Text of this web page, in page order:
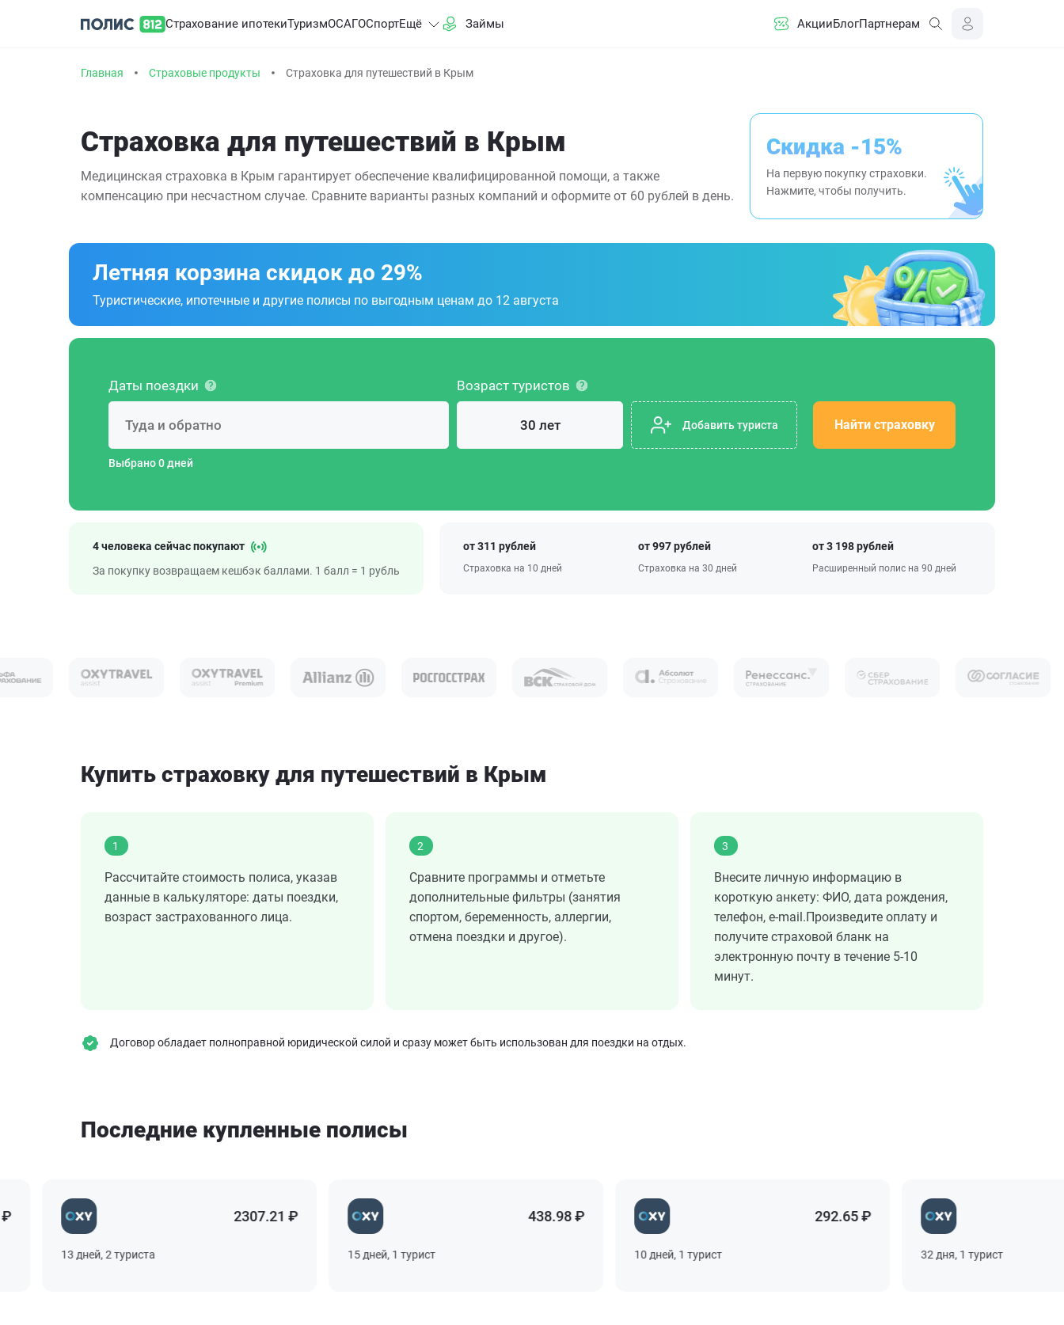
Страхование ипотекиТуризмОСАГОСпортЕщё Займы АкцииБлогПартнерам
Главная Страховые продукты Страховка для путешествий в Крым
Страховка для путешествий в Крым
Медицинская страховка в Крым гарантирует обеспечение квалифицированной помощи, а также
компенсацию при несчастном случае. Сравните варианты разных компаний и оформите от 60 рублей в день.
Скидка -15%
На первую покупку страховки.
Нажмите, чтобы получить.
Летняя корзина скидок до 29%
Туристические, ипотечные и другие полисы по выгодным ценам до 12 августа
Даты поездки
Выбрано 0 дней
Возраст туристов
Добавить туриста Найти страховку
4 человека сейчас покупают
За покупку возвращаем кешбэк баллами. 1 балл = 1 рубль
от 311 рублей
Страховка на 10 дней
от 997 рублей
Страховка на 30 дней
от 3 198 рублей
Расширенный полис на 90 дней
Купить страховку для путешествий в Крым
1
Рассчитайте стоимость полиса, указав
данные в калькуляторе: даты поездки,
возраст застрахованного лица.
2
Сравните программы и отметьте
дополнительные фильтры (занятия
спортом, беременность, аллергии,
отмена поездки и другое).
3
Внесите личную информацию в
короткую анкету: ФИО, дата рождения,
телефон, e-mail.Произведите оплату и
получите страховой бланк на
электронную почту в течение 5-10
минут.
Договор обладает полноправной юридической силой и сразу может быть использован для поездки на отдых.
Последние купленные полисы
2307.21 ₽
13 дней, 2 туриста
438.98 ₽
15 дней, 1 турист
292.65 ₽
10 дней, 1 турист 32 дня, 1 турист